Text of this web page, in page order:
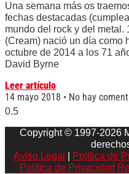
Una semana más os
fechas destacadas
mundo del rock y del metal.
(Cream) nació un día como
octubre de 2014 a los 71
David Byrne
Leer artículo
14 mayo 2018
No hay
Copyright © 1997-2026
Aviso Legal
Política de
Política de Privacidad